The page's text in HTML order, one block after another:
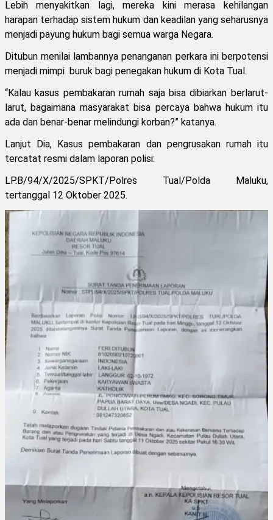
Lebih menyakitkan lagi, mereka kini merasa kehilangan
harapan terhadap sistem hukum dan keadilan yang seharusnya
menjadi payung hukum bagi semua warga Negara.
Ditubun menilai lambannya penanganan perkara ini berpotensi
menjadi mimpi buruk bagi penegakan hukum di Kota Tual.
“Kalau kasus pembakaran rumah saja bisa dibiarkan berlarut-
larut, bagaimana masyarakat bisa percaya bahwa hukum itu
ada dan benar-benar melindungi korban?” katanya.
Lanjut Dia, Kasus pembakaran dan pengrusakan rumah itu
tercatat resmi dalam laporan polisi:
LP.B/94/X/2025/SPKT/Polres Tual/Polda Maluku,
tertanggal 12 Oktober 2025.